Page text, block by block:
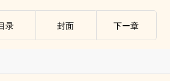
录 封面 下ー章